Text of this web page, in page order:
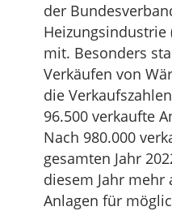
der
Heizungsindustrie
mit. Besonders
Verkäufen von
die
96.500 verkaufte
Nach 980.000
gesamten Jahr
diesem Jahr
Anlagen für